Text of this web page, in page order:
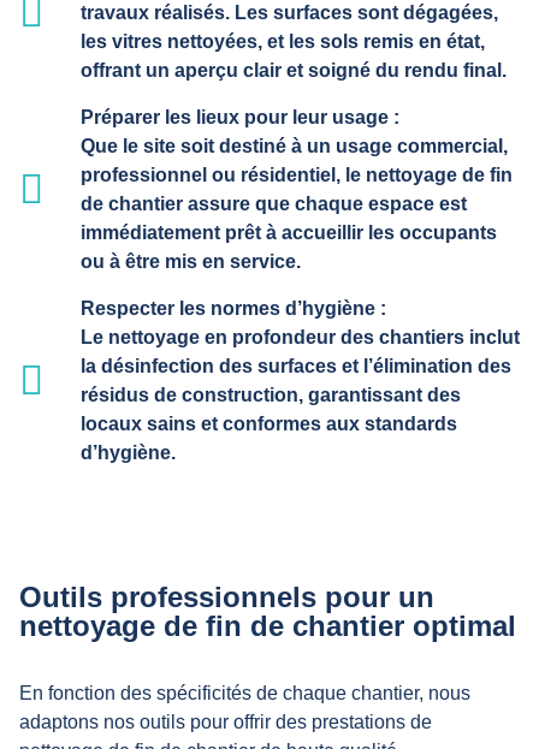
travaux réalisés. Les surfaces sont dégagées,
les vitres nettoyées, et les sols remis en état,
offrant un aperçu clair et soigné du rendu final.
Préparer les lieux pour leur usage :
Que le site soit destiné à un usage commercial,
professionnel ou résidentiel, le nettoyage de fin
de chantier assure que chaque espace est
immédiatement prêt à accueillir les occupants
ou à être mis en service.
Respecter les normes d’hygiène :
Le nettoyage en profondeur des chantiers inclut
la désinfection des surfaces et l’élimination des
résidus de construction, garantissant des
locaux sains et conformes aux standards
d’hygiène.
Outils professionnels pour un
nettoyage de fin de chantier optimal
En fonction des spécificités de chaque chantier, nous
adaptons nos outils pour offrir des prestations de